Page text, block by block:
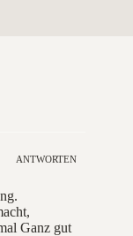
ANTWORTEN
Ganz gut